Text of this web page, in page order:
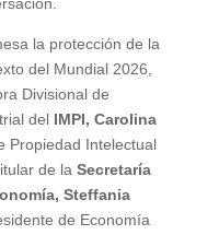
la protección de la
del Mundial 2026,
Divisional de
del IMPI, Carolina
Propiedad Intelectual
de la Secretaría
Steffania
de Economía